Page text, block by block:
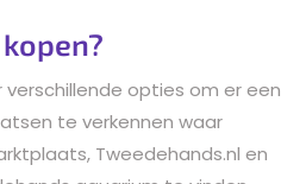
opties om er een
te verkennen waar
Tweedehands.nl en